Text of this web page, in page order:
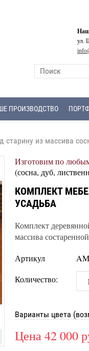
Наш
ул.
ПРОИЗВОДСТВО
старину из массива
Изготовим по
(сосна, дуб,
КОМПЛЕКТ
УСАДЬБА
Комплект
массива
Артикул
Количество:
Варианты цвета
Цена42 000